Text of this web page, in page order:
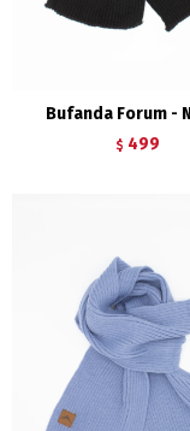
Bufanda Forum -
$ 499